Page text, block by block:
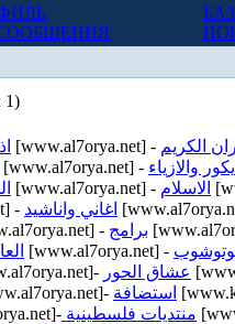
1)
[www.al7orya.net] - الكريم
[www.al7orya.net] - والازياء
[www.al7orya.net] - الاسلام
- اغاني واناشيد
- برامج
[www.al7orya.net] -
عشاق الحور
استضافة
منتديات فلسطينية